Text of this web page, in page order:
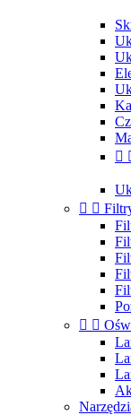

 
 